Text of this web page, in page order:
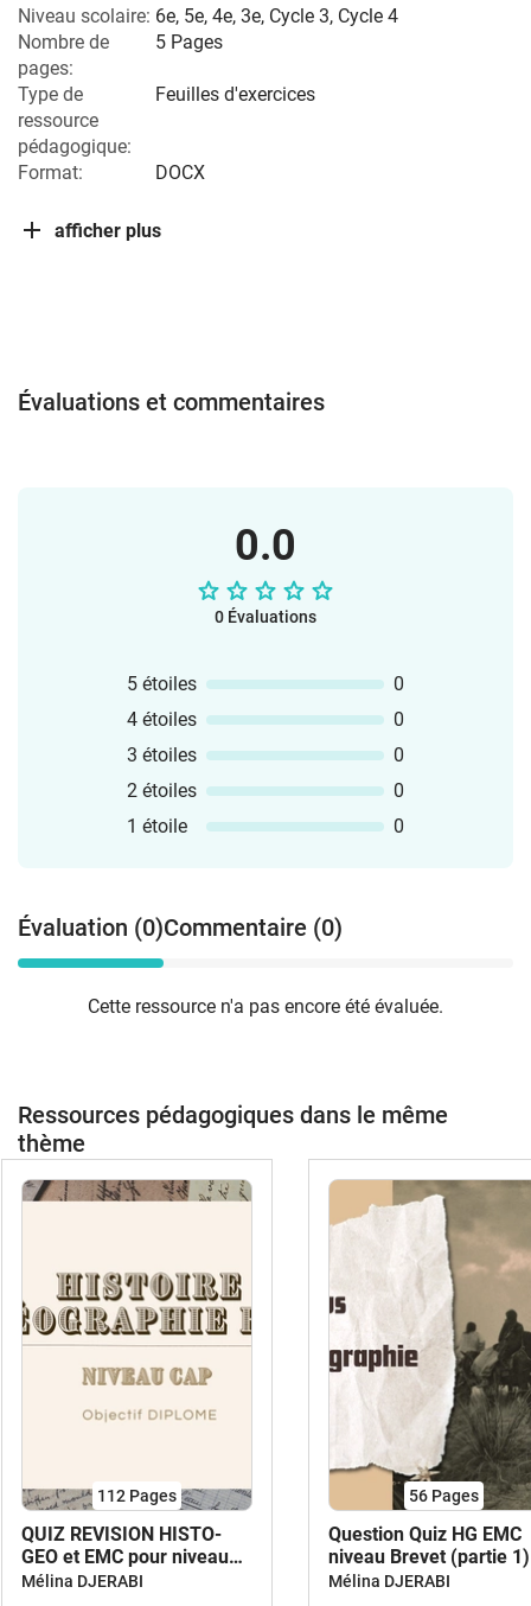
Niveau scolaire: 6e, 5e, 4e, 3e, Cycle 3, Cycle 4
Nombre de
pages:
5 Pages
Type de
ressource
pédagogique:
Feuilles d'exercices
Format: DOCX
afficher plus
Évaluations et commentaires
0.0
0 Évaluations
5 étoiles
0
4 étoiles
0
3 étoiles
0
2 étoiles
0
1 étoile
0
Évaluation (0)Commentaire (0)
Cette ressource n'a pas encore été évaluée.
Ressources pédagogiques dans le même
thème
112 Pages
QUIZ REVISION HISTO-
GEO et EMC pour niveau
CAP
Mélina DJERABI
56 Pages
Question Quiz HG EMC
niveau Brevet (partie 1)
Mélina DJERABI